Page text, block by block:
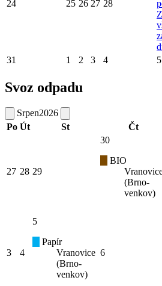
24 25 26 27 28
31 1 2 3 4 5
Svoz odpadu
Srpen2026
Po Út St Čt
27 28 29
30
BIO
(Brno-
venkov)
3 4
5
Papír
Vranovice
(Brno-
venkov)
6